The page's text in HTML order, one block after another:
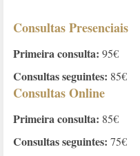
Consultas Presenciais
Primeira consulta: 95€
Consultas seguintes: 85€
Consultas Online
Primeira consulta: 85€
Consultas seguintes: 75€